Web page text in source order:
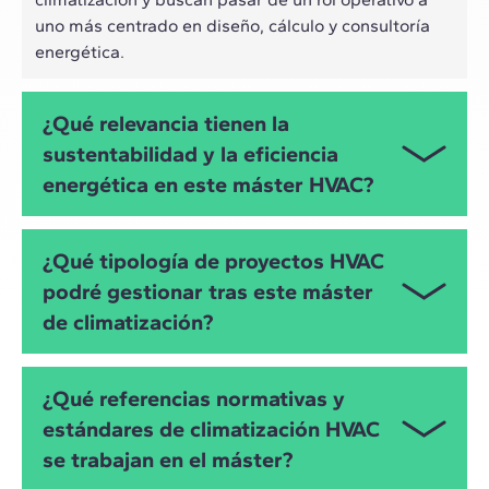
uno más centrado en diseño, cálculo y consultoría
energética.
¿Qué relevancia tienen la
sustentabilidad y la eficiencia
energética en este máster HVAC?
sustentabilidad representan el eje de este máster
en climatización. En torno a estos conceptos se
abordan el comportamiento energético de edificios,
del aire interior (IAQ), así como medidas de mejora
pasivas y activas para reducir consumos y
emisiones.
Durante el programa se abordan renovables en
¿Qué tipología de proyectos HVAC
podré gestionar tras este máster
de climatización?
climatización de diferentes tipologías:
Edificios residenciales (viviendas unifamiliares y
plurifamiliares)
¿Qué referencias normativas y
estándares de climatización HVAC
se trabajan en el máster?